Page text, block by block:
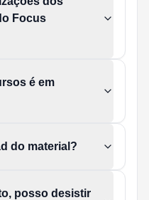
Focus
é em
do material?
posso desistir